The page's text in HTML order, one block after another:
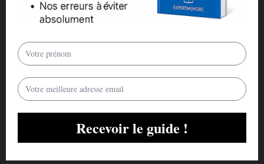
Reproductibilité
de la méthode
Un autre
chercheur
protocole ?
Critères d’inclusion et
Cohérence
hypothèses-
Les résultats
répondent-ils
hypothèses
posées ?
correspondance H1,
résultats, construit
dès le cadrage